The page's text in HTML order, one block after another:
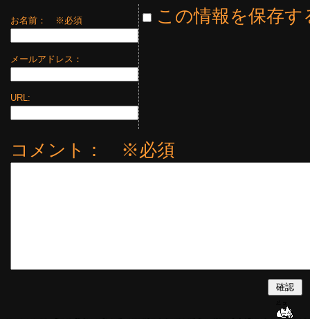
お名前： ※必須
メールアドレス：
URL:
この情報を保存す
コメント： ※必須